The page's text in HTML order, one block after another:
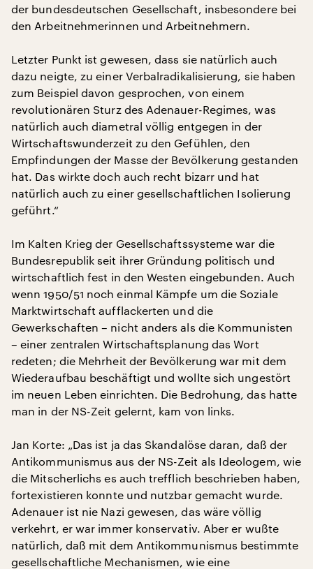
der bundesdeutschen Gesellschaft, insbesondere bei
den Arbeitnehmerinnen und Arbeitnehmern.
Letzter Punkt ist gewesen, dass sie natürlich auch
dazu neigte, zu einer Verbalradikalisierung, sie haben
zum Beispiel davon gesprochen, von einem
revolutionären Sturz des Adenauer-Regimes, was
natürlich auch diametral völlig entgegen in der
Wirtschaftswunderzeit zu den Gefühlen, den
Empfindungen der Masse der Bevölkerung gestanden
hat. Das wirkte doch auch recht bizarr und hat
natürlich auch zu einer gesellschaftlichen Isolierung
geführt.“
Im Kalten Krieg der Gesellschaftssysteme war die
Bundesrepublik seit ihrer Gründung politisch und
wirtschaftlich fest in den Westen eingebunden. Auch
wenn 1950/51 noch einmal Kämpfe um die Soziale
Marktwirtschaft aufflackerten und die
Gewerkschaften – nicht anders als die Kommunisten
– einer zentralen Wirtschaftsplanung das Wort
redeten; die Mehrheit der Bevölkerung war mit dem
Wiederaufbau beschäftigt und wollte sich ungestört
im neuen Leben einrichten. Die Bedrohung, das hatte
man in der NS-Zeit gelernt, kam von links.
Jan Korte: „Das ist ja das Skandalöse daran, daß der
Antikommunismus aus der NS-Zeit als Ideologem, wie
die Mitscherlichs es auch trefflich beschrieben haben,
fortexistieren konnte und nutzbar gemacht wurde.
Adenauer ist nie Nazi gewesen, das wäre völlig
verkehrt, er war immer konservativ. Aber er wußte
natürlich, daß mit dem Antikommunismus bestimmte
gesellschaftliche Mechanismen, wie eine